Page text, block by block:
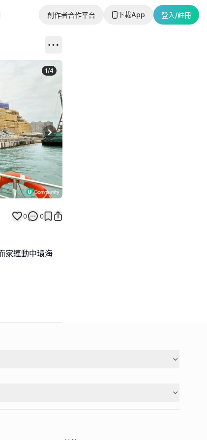
創作者合作平台 下載App 登入/註冊
Next slide
1/4
0 0
家連動中環海